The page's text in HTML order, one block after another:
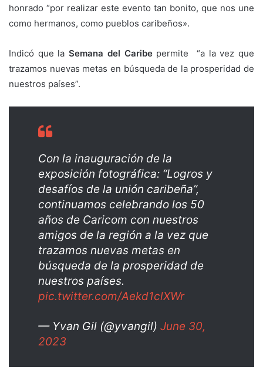
honrado “por realizar este evento tan bonito, que nos une
como hermanos, como pueblos caribeños».
Indicó que la Semana del Caribepermite “a la vez que
trazamos nuevas metas en búsqueda de la prosperidad de
nuestros países”.
Con la inauguración de la
exposición fotográfica: “Logros y
desafíos de la unión caribeña”,
continuamos celebrando los 50
años de Caricom con nuestros
amigos de la región a la vez que
trazamos nuevas metas en
búsqueda de la prosperidad de
nuestros países.
pic.twitter.com/Aekd1clXWr
— Yvan Gil (@yvangil) June 30,
2023